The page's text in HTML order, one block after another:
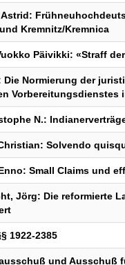
Astrid:
Kremnitz/Kremnica
Päivikki: «Straff
Die Normierung der
Vorbereitungsdienstes
N.:
Solvendo
Small Claims und
Jörg: Die reformierte
1922-2385
und Ausschuß